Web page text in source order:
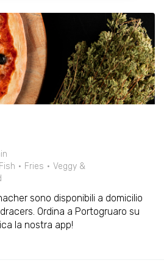
Fish Fries
Veggy &
sono disponibili a domicilio
Ordina a Portogruaro su
la nostra app!